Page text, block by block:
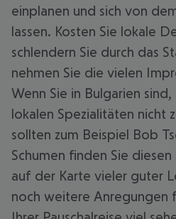
einplanen und sich von
lassen. Kosten Sie lokale
schlendern Sie durch das
nehmen Sie die vielen
Wenn Sie in Bulgarien
lokalen Spezialitäten nicht
sollten zum Beispiel Bob
Schumen finden Sie
auf der Karte vieler guter
noch weitere Anregungen